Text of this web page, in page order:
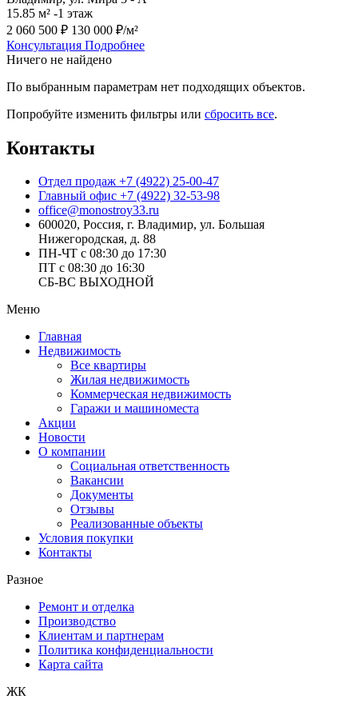
15.85 м² -1 этаж
2 060 500 ₽ 130 000 ₽/м²
Консультация Подробнее
Ничего не найдено
По выбранным параметрам нет подходящих объектов.
Попробуйте изменить фильтры или сбросить все.
Контакты
Отдел продаж +7 (4922) 25-00-47
Главный офис +7 (4922) 32-53-98
office@monostroy33.ru
600020, Россия, г. Владимир, ул. Большая
Нижегородская, д. 88
ПН-ЧТ с 08:30 до 17:30
ПТ с 08:30 до 16:30
СБ-ВС ВЫХОДНОЙ
Меню
Главная
Недвижимость
Все квартиры
Жилая недвижимость
Коммерческая недвижимость
Гаражи и машиноместа
Акции
Новости
О компании
Социальная ответственность
Вакансии
Документы
Отзывы
Реализованные объекты
Условия покупки
Контакты
Разное
Ремонт и отделка
Производство
Клиентам и партнерам
Политика конфиденциальности
Карта сайта
ЖК